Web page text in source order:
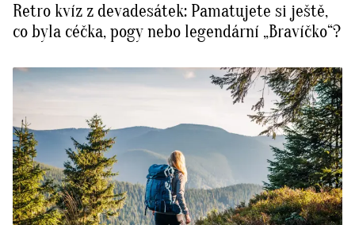
Retro kvíz z devadesátek: Pamatujete si ještě,
co byla céčka, pogy nebo legendární „Bravíčko“?